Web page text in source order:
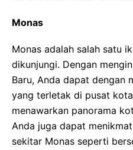
Monas
Monas adalah salah satu
dikunjungi. Dengan
Baru, Anda dapat dengan
yang terletak di pusat
menawarkan panorama
Anda juga dapat
sekitar Monas seperti